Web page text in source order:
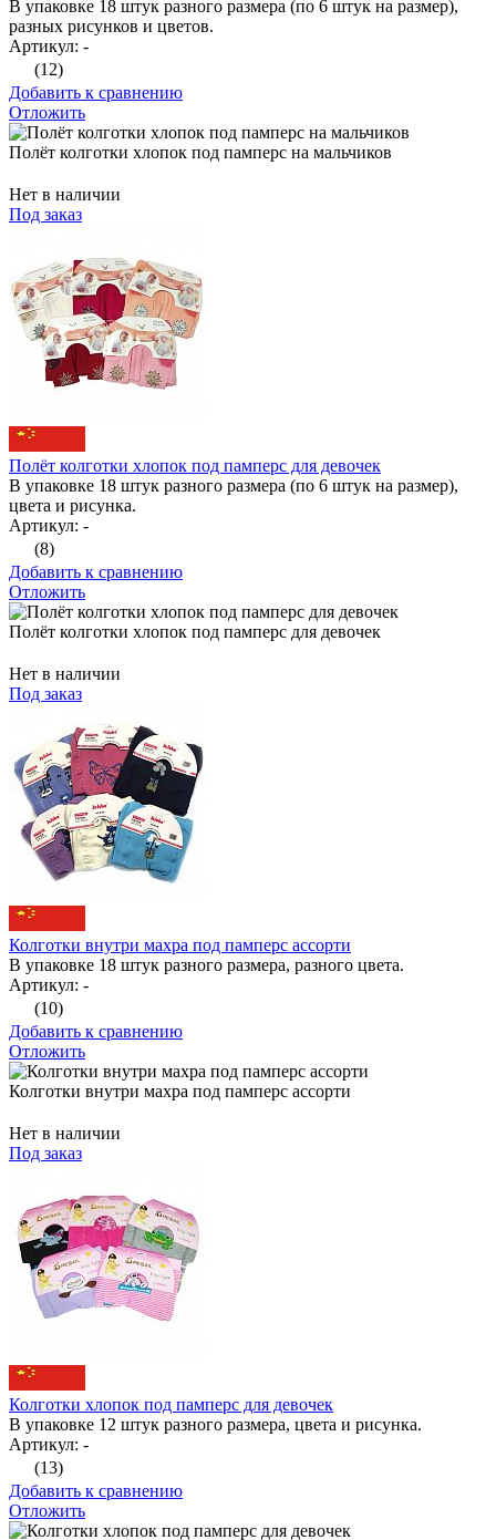
В упаковке 18 штук разного размера (по 6 штук на размер),
разных рисунков и цветов.
Артикул: -
(12)
Добавить к сравнению
Отложить
Полёт колготки хлопок под памперс на мальчиков
Нет в наличии
Под заказ
Полёт колготки хлопок под памперс для девочек
В упаковке 18 штук разного размера (по 6 штук на размер),
цвета и рисунка.
Артикул: -
(8)
Добавить к сравнению
Отложить
Полёт колготки хлопок под памперс для девочек
Нет в наличии
Под заказ
Колготки внутри махра под памперс ассорти
В упаковке 18 штук разного размера, разного цвета.
Артикул: -
(10)
Добавить к сравнению
Отложить
Колготки внутри махра под памперс ассорти
Нет в наличии
Под заказ
Колготки хлопок под памперс для девочек
В упаковке 12 штук разного размера, цвета и рисунка.
Артикул: -
(13)
Добавить к сравнению
Отложить